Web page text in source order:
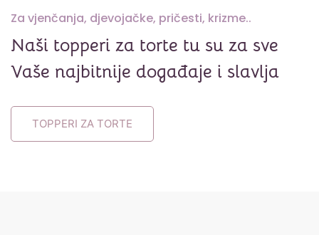
Za vjenčanja, djevojačke, pričesti, krizme..
Naši topperi za torte tu su za sve
Vaše najbitnije događaje i slavlja
TOPPERI ZA TORTE